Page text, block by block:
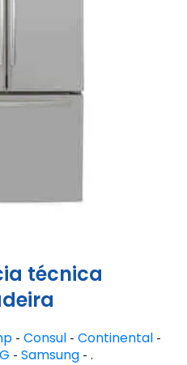
técnica
- Consul - Continental -
- Samsung- .